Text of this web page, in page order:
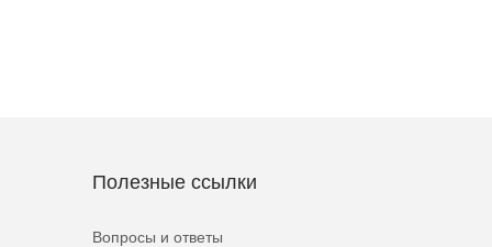
Полезные ссылки
Вопросы и ответы